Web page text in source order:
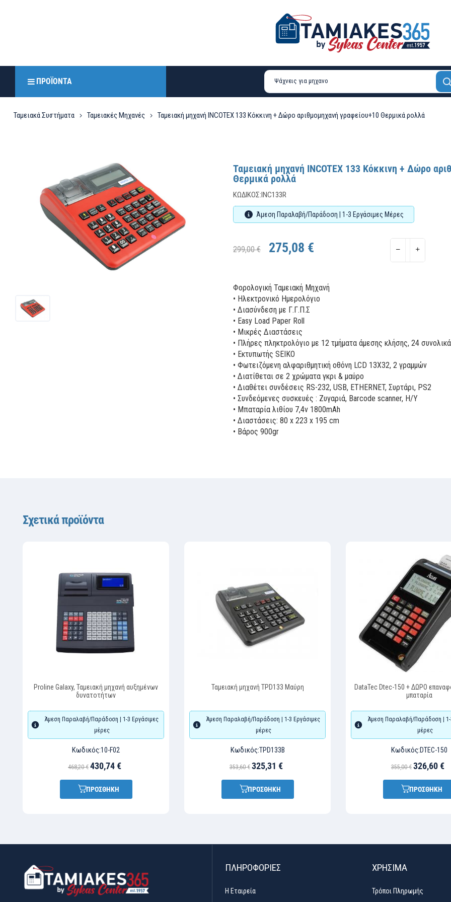
ΠΡΟΪΌΝΤΑ
Ταμειακά Συστήματα Ταμειακές Μηχανές Ταμειακή μηχανή INCOTEX 133 Κόκκινη + Δώρο αριθμομηχανή γραφείου+10 Θερμικά ρολλά
Ταμειακή μηχανή INCOTEX 133 Κόκκινη + Δώρο
Θερμικά ρολλά
ΚΩΔΙΚΌΣ:INC133R
Άμεση Παραλαβή/Παράδοση | 1-3 Εργάσιμες Μέρες
299,00 € 275,08 €
Φορολογική Ταμειακή Μηχανή
• Ηλεκτρονικό Ηµερολόγιο
• Διασύνδεση µε Γ.Γ.Π.Σ
• Easy Load Paper Roll
• Μικρές Διαστάσεις
• Πλήρες πληκτρολόγιο µε 12 τµήµατα άµεσης κλήσης, 24 συνολικά
• Εκτυπωτής SEIKO
• Φωτειζόµενη αλφαριθµητική οθόνη LCD 13X32, 2 γραµµών
• Διατίθεται σε 2 χρώµατα γκρι & µαύρο
• Διαθέτει συνδέσεις RS-232, USB, ETHERNET, Συρτάρι, PS2
• Συνδεόµενες συσκευές : Ζυγαριά, Barcode scanner, H/Y
• Μπαταρία λιθίου 7,4v 1800mAh
• Διαστάσεις: 80 x 223 x 195 cm
• Βάρος 900gr
Σχετικά προϊόντα
Proline Galaxy, Ταμειακή μηχανή αυξημένων
δυνατοτήτων
Άμεση Παραλαβή/Παράδοση | 1-3 Εργάσιμες
μέρες
Κωδικός:10-F02
468,20 € 430,74 €
ΠΡΟΣΘΗΚΗ
Ταμειακή μηχανή TPD133 Μαύρη
Άμεση Παραλαβή/Παράδοση | 1-3 Εργάσιμες
μέρες
Κωδικός:TPD133Β
353,60 € 325,31 €
ΠΡΟΣΘΗΚΗ
DataTec Dtec-150 + ΔΩΡΟ επαναφορτιζόμενη
μπαταρία
Άμεση Παραλαβή/Παράδοση | 1-
μέρες
Κωδικός:DTEC-150
355,00 € 326,60 €
ΠΡΟΣΘΗΚΗ
ΠΛΗΡΟΦΟΡΙΕΣ
Η Εταιρεία
ΧΡΉΣΙΜΑ
Τρόποι Πληρωμής